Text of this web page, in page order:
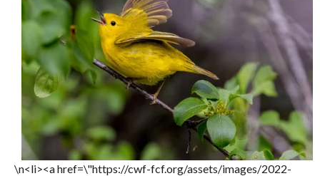
\n<li><a href=\"https://cwf-fcf.org/assets/images/2022-